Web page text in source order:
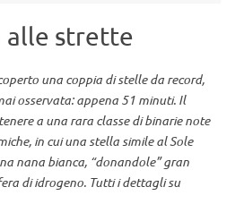
alle strette
una coppia di stelle da record,
osservata: appena 51 minuti. Il
a una rara classe di binarie note
in cui una stella simile al Sole
nana bianca, “donandole” gran
di idrogeno. Tutti i dettagli su